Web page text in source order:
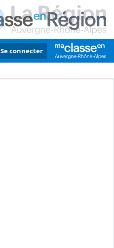
Se connecter